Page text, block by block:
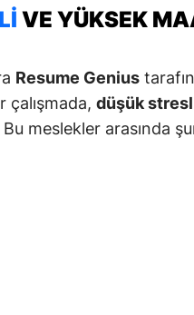
VE YÜKSEK
Resume Genius
çalışmada, düşük
meslekler arasında